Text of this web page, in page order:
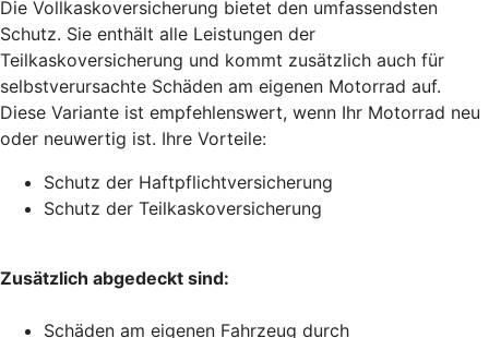
Die Vollkaskoversicherung bietet den umfassendsten
Schutz. Sie enthält alle Leistungen der
Teilkaskoversicherung und kommt zusätzlich auch für
selbstverursachte Schäden am eigenen Motorrad auf.
Diese Variante ist empfehlenswert, wenn Ihr Motorrad neu
oder neuwertig ist. Ihre Vorteile:
Schutz der Haftpflichtversicherung
Schutz der Teilkaskoversicherung
Zusätzlich abgedeckt sind:
Schäden am eigenen Fahrzeug durch